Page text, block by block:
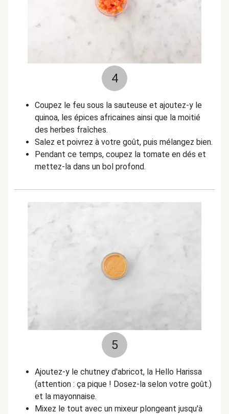
4
Coupez le feu sous la sauteuse et ajoutez-y le
quinoa, les épices africaines ainsi que la moitié
des herbes fraîches.
Salez et poivrez à votre goût, puis mélangez bien.
Pendant ce temps, coupez la tomate en dés et
mettez-la dans un bol profond.
5
Ajoutez-y le chutney d'abricot, la Hello Harissa
(attention : ça pique ! Dosez-la selon votre goût.)
et la mayonnaise.
Mixez le tout avec un mixeur plongeant jusqu'à